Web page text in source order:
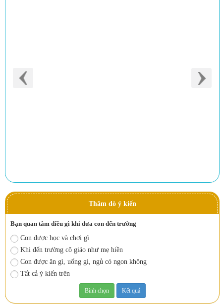
Thăm dò ý kiến
Bạn quan tâm điều gì khi đưa con đến trường
Con được học và chơi gì
Khi đến trường cô giáo như mẹ hiền
Con được ăn gì, uống gì, ngủ có ngon không
Tất cả ý kiến trên